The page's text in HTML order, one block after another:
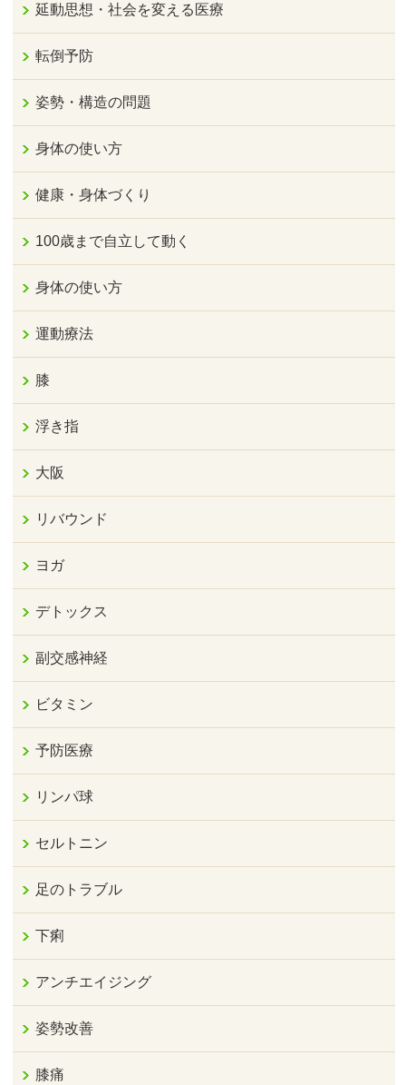
延動思想・社会を変える医療
転倒予防
姿勢・構造の問題
身体の使い方
健康・身体づくり
100歳まで自立して動く
身体の使い方
運動療法
膝
浮き指
大阪
リバウンド
ヨガ
デトックス
副交感神経
ビタミン
予防医療
リンパ球
セルトニン
足のトラブル
下痢
アンチエイジング
姿勢改善
膝痛